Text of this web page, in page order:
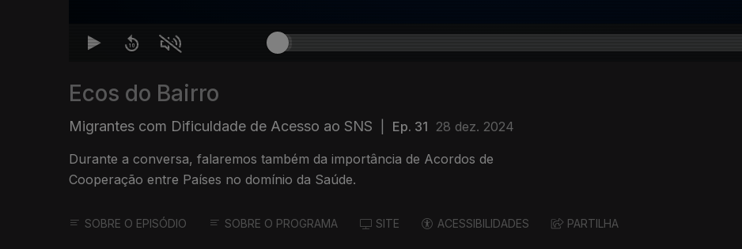
Ecos do Bairro
Migrantes com Dificuldade de Acesso ao SNS Ep. 31 28 dez. 2024
Durante a conversa, falaremos também da importância de Acordos de
Cooperação entre Países no domínio da Saúde.
SOBRE O EPISÓDIO SOBRE O PROGRAMA SITE ACESSIBILIDADES PARTILHA